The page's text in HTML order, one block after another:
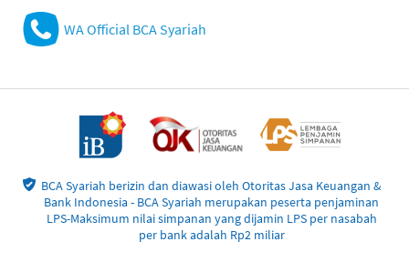
WA Official BCA Syariah
BCA Syariah berizin dan diawasi oleh Otoritas Jasa Keuangan &
Bank Indonesia - BCA Syariah merupakan peserta penjaminan
LPS-Maksimum nilai simpanan yang dijamin LPS per nasabah
per bank adalah Rp2 miliar